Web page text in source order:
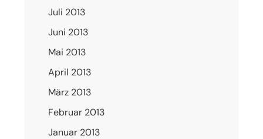
Juli 2013
Juni 2013
Mai 2013
April 2013
März 2013
Februar 2013
Januar 2013